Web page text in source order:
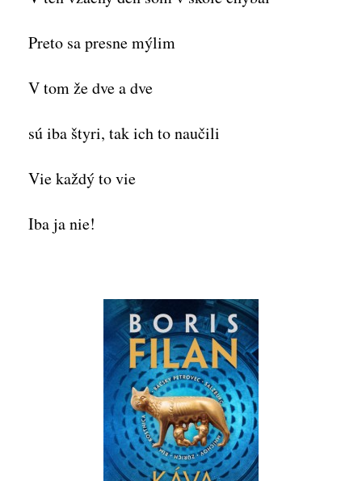
Preto sa presne mýlim
V tom že dve a dve
sú iba štyri, tak ich to naučili
Vie každý to vie
Iba ja nie!